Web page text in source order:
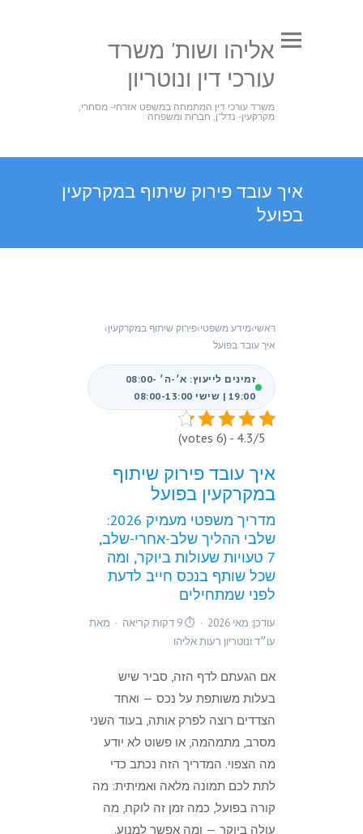
אליהו ושות' משרד
עורכי דין ונוטריון
משרד עורכי דין המתמחה במשפט אזרחי- מסחרי,
מקרקעין- נדל"ן, חברות ומשפחה
איך עובד פירוק שיתוף במקרקעין
בפועל
ראשי›מידע משפטי›פירוק שיתוף במקרקעין›
איך עובד בפועל
זמינים לייעוץ: א׳-ה׳ 08:00-
19:00 | שישי 08:00-13:00
4.3/5 - (6 votes)
איך עובד פירוק שיתוף
במקרקעין בפועל
מדריך משפטי מעמיק 2026:
שלבי ההליך שלב-אחרי-שלב,
7 טעויות שעולות ביוקר, ומה
שכל שותף בנכס חייב לדעת
לפני שמתחילים
עודכן: מאי 2026 · ⏱ 9 דקות קריאה · מאת
עו״ד ונוטריון רעות אליהו
אם הגעתם לדף הזה, סביר שיש
בעלות משותפת על נכס — ואחד
הצדדים רוצה לפרק אותה, בעוד השני
מסרב, מתמהמה, או פשוט לא יודע
מה הצפוי. המדריך הזה נכתב כדי
לתת לכם תמונה מלאה ואמיתית: מה
קורה בפועל, כמה זמן זה לוקח, מה
עולה ביוקר — ומה אפשר למנוע.